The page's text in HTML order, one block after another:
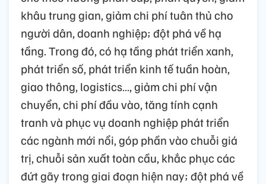
khâu trung gian, giảm chi phí tuân thủ cho
người dân, doanh nghiệp; đột phá về hạ
tầng. Trong đó, có hạ tầng phát triển xanh,
phát triển số, phát triển kinh tế tuần hoàn,
giao thông, logistics…, giảm chi phí vận
chuyển, chi phí đầu vào, tăng tính cạnh
tranh và phục vụ doanh nghiệp phát triển
các ngành mới nổi, góp phần vào chuỗi giá
trị, chuỗi sản xuất toàn cầu, khắc phục các
đứt gãy trong giai đoạn hiện nay; đột phá về